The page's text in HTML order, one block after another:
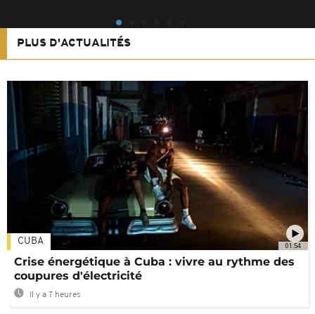
PLUS D'ACTUALITÉS
01:54
CUBA
Crise énergétique à Cuba : vivre au rythme des
coupures d'électricité
Il y a 7 heures